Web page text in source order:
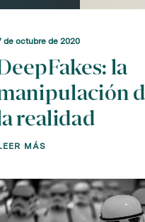
de octubre de 2020
la
realidad
MÁS